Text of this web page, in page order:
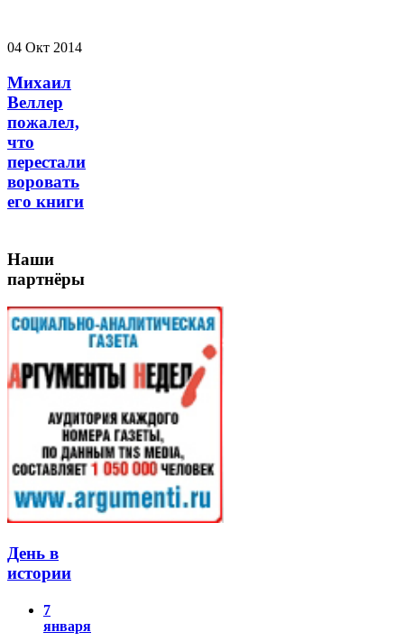
04 Окт 2014
Михаил
Веллер
пожалел,
что
перестали
воровать
его книги
Наши
партнёры
День в
истории
7
января